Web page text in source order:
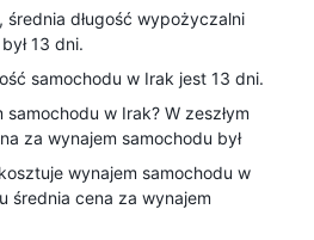
średnia długość wypożyczalni
13 dni.
samochodu w Irak jest 13 dni.
w Irak? W zeszłym
za wynajem samochodu był
wynajem samochodu w
średnia cena za wynajem